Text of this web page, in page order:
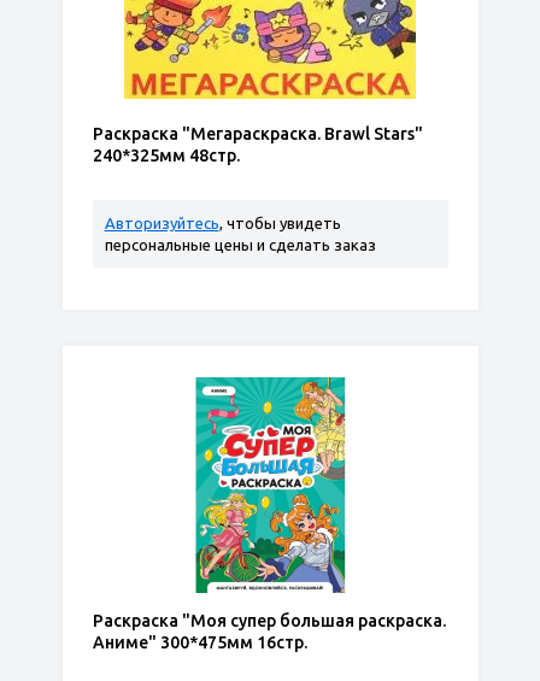
Раскраска "Мегараскраска. Brawl Stars"
240*325мм 48стр.
Авторизуйтесь, чтобы увидеть
персональные цены и сделать заказ
Раскраска "Моя супер большая раскраска.
Аниме" 300*475мм 16стр.